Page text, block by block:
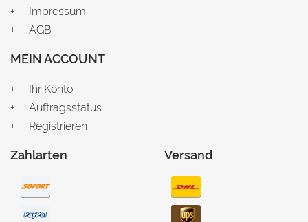
Impressum
AGB
MEIN ACCOUNT
Ihr Konto
Auftragsstatus
Registrieren
Zahlarten Versand